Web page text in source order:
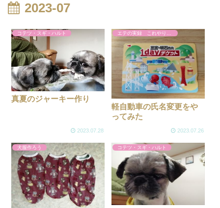
2023-07
コテツ・スギ・ハルト
真夏のジャーキー作り
2023.07.28
エテの実録 これやりました
軽自動車の氏名変更をや
ってみた
2023.07.26
犬服作ろう コテツ・スギ・ハルト